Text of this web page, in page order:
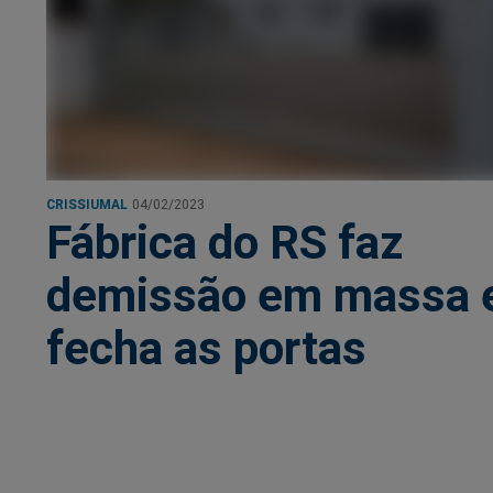
CRISSIUMAL 04/02/2023
Fábrica do RS faz
demissão em massa
fecha as portas